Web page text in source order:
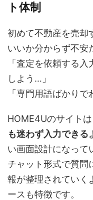
ト体制
初めて不動産を売却
いいか分からず不安
「査定を依頼する
しよう…」
「専門用語ばかりで
HOME4Uのサイト
も迷わず入力できる
い画面設計になって
チャット形式で質問
報が整理されていく
ースも特徴です。